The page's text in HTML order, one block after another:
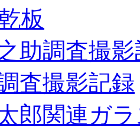
板
助調査撮
査撮影記録
郎関連ガ